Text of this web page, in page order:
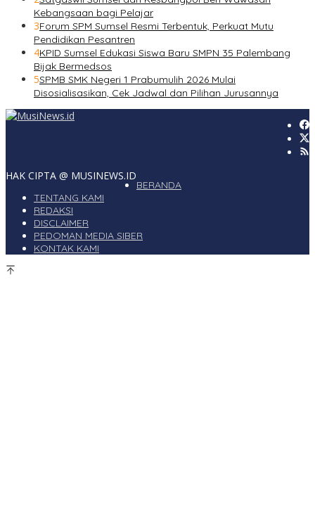
Kebangsaan bagi Pelajar
3Forum SPM Sumsel Resmi Terbentuk, Perkuat Mutu
Pendidikan Pesantren
4KPID Sumsel Edukasi Siswa Baru SMPN 35 Palembang
Bijak Bermedsos
5SPMB SMK Negeri 1 Prabumulih 2026 Mulai
Disosialisasikan, Cek Jadwal dan Pilihan Jurusannya
HAK CIPTA @ MUSINEWS.ID
BERANDA
TENTANG KAMI
REDAKSI
DISCLAIMER
PEDOMAN MEDIA SIBER
KONTAK KAMI